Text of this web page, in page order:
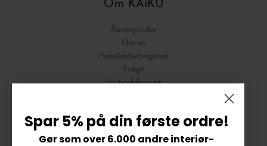
Om KAiKU
Åbningstider
Om os
Handelsbetingelser
Fragt
Fortrydelsesret
Spar 5% på din første ordre!
Gør som over 6.000 andre interiør-